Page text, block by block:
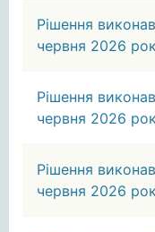
Рішення
червня 2026
Рішення
червня 2026
Рішення
червня 2026